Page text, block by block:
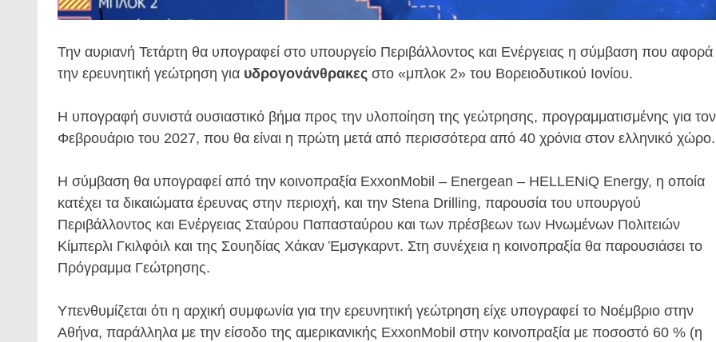
Την αυριανή Τετάρτη θα υπογραφεί στο υπουργείο Περιβάλλοντος και Ενέργειας η σύμβαση που αφορά
την ερευνητική γεώτρηση για υδρογονάνθρακες στο «μπλοκ 2» του Βορειοδυτικού Ιονίου.
Η υπογραφή συνιστά ουσιαστικό βήμα προς την υλοποίηση της γεώτρησης, προγραμματισμένης για τον
Φεβρουάριο του 2027, που θα είναι η πρώτη μετά από περισσότερα από 40 χρόνια στον ελληνικό χώρο.
Η σύμβαση θα υπογραφεί από την κοινοπραξία ExxonMobil – Energean – HELLENiQ Energy, η οποία
κατέχει τα δικαιώματα έρευνας στην περιοχή, και την Stena Drilling, παρουσία του υπουργού
Περιβάλλοντος και Ενέργειας Σταύρου Παπασταύρου και των πρέσβεων των Ηνωμένων Πολιτειών
Κίμπερλι Γκιλφόιλ και της Σουηδίας Χάκαν Έμσγκαρντ. Στη συνέχεια η κοινοπραξία θα παρουσιάσει το
Πρόγραμμα Γεώτρησης.
Υπενθυμίζεται ότι η αρχική συμφωνία για την ερευνητική γεώτρηση είχε υπογραφεί το Νοέμβριο στην
Αθήνα, παράλληλα με την είσοδο της αμερικανικής ExxonMobil στην κοινοπραξία με ποσοστό 60 % (η